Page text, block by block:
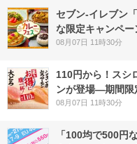
セブン‐イレブン
な限定キャンペー
08月07日 11時30分
110円から！スシ
ンが登場―期間限
08月07日 11時30分
「100均で500円